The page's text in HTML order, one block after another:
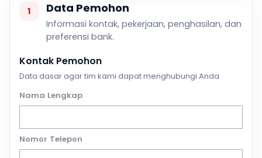
1 Data Pemohon
Informasi kontak, pekerjaan, penghasilan, dan
preferensi bank.
Kontak Pemohon
Data dasar agar tim kami dapat menghubungi Anda.
Nama Lengkap
Nomor Telepon